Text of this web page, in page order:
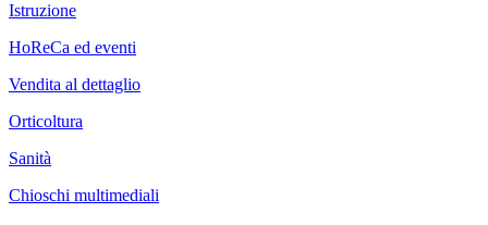
Istruzione
HoReCa ed eventi
Vendita al dettaglio
Orticoltura
Sanità
Chioschi multimediali